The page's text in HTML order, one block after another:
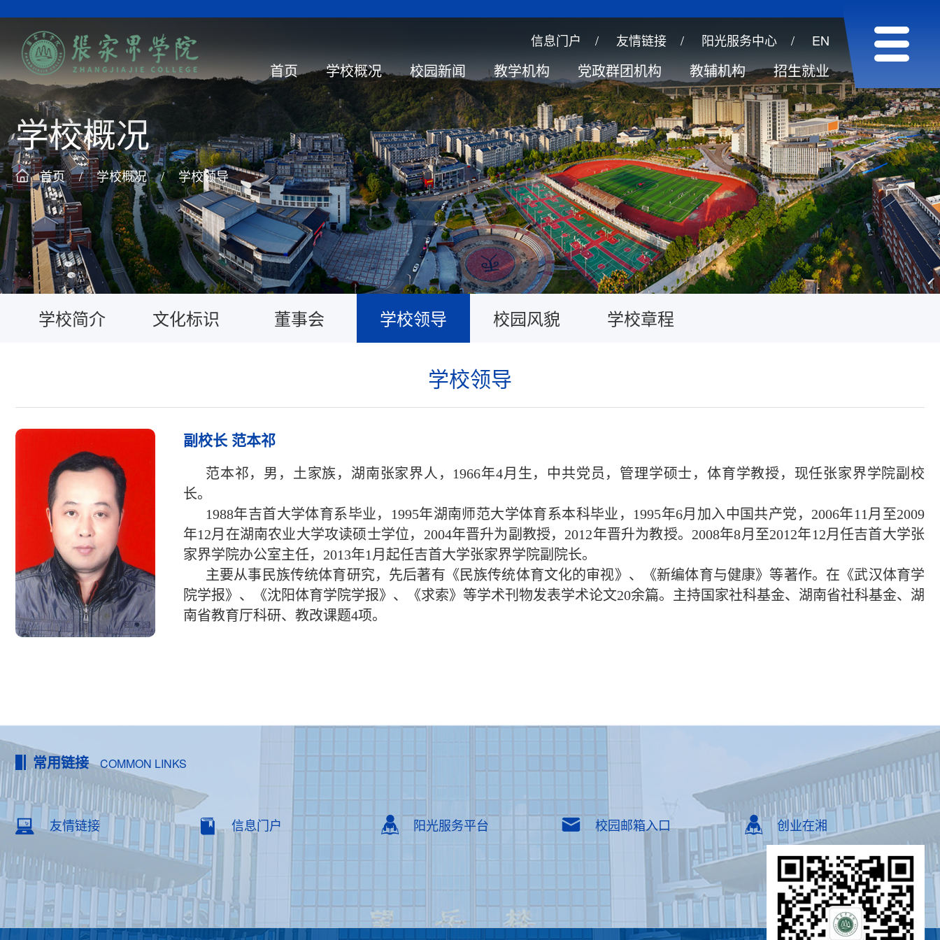
信息门户 / 友情链接 / 阳光服务中心 / EN
首页 学校概况 校园新闻 教学机构 党政群团机构 教辅机构 招生就业
学校概况
首页 / 学校概况 / 学校领导
学校简介 文化标识 董事会 学校领导 校园风貌 学校章程
学校领导
副校长 范本祁
范本祁，男，土家族，湖南张家界人，1966年4月生，中共党员，管理学硕士，体育学教授，现任张家界学院副校
长。
1988年吉首大学体育系毕业，1995年湖南师范大学体育系本科毕业，1995年6月加入中国共产党，2006年11月至2009
年12月在湖南农业大学攻读硕士学位，2004年晋升为副教授，2012年晋升为教授。2008年8月至2012年12月任吉首大学张
家界学院办公室主任，2013年1月起任吉首大学张家界学院副院长。
主要从事民族传统体育研究，先后著有《民族传统体育文化的审视》、《新编体育与健康》等著作。在《武汉体育学
院学报》、《沈阳体育学院学报》、《求索》等学术刊物发表学术论文20余篇。主持国家社科基金、湖南省社科基金、湖
南省教育厅科研、教改课题4项。
常用链接 COMMON LINKS
友情链接 信息门户 阳光服务平台 校园邮箱入口 创业在湘